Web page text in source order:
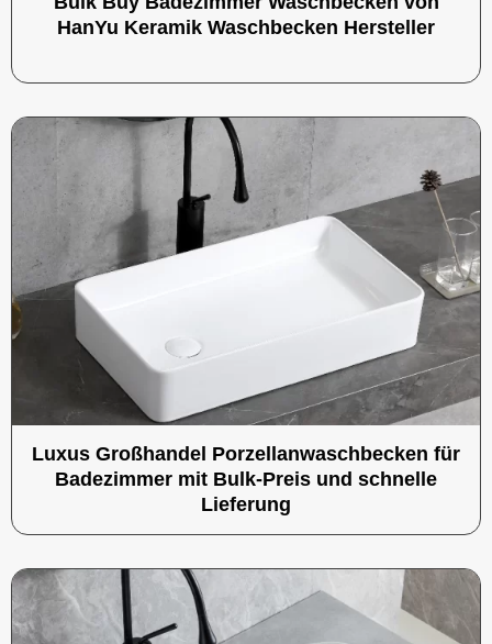
HanYu Keramik Waschbecken Hersteller
Luxus Großhandel Porzellanwaschbecken für
Badezimmer mit Bulk-Preis und schnelle
Lieferung